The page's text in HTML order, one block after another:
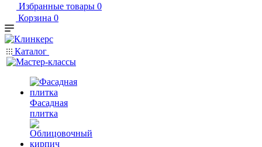
Избранные товары 0
Корзина 0
Каталог
Фасадная
плитка